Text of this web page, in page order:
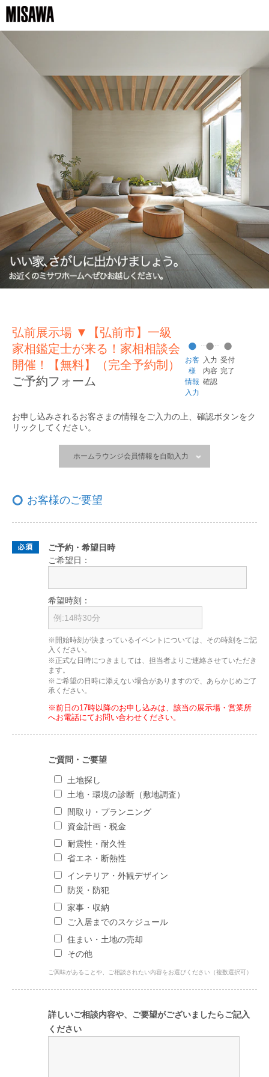
弘前展示場 ▼【弘前市】一級
家相鑑定士が来る！家相相談会
開催！【無料】（完全予約制）
ご予約フォーム
お客
様
情報
入力
入力
内容
確認
受付
完了
お申し込みされるお客さまの情報をご入力の上、 確認ボタンをク
リックしてください。
ホームラウンジ会員情報を自動入力
お客様のご要望
ご予約・希望日時
ご希望日：
希望時刻：
※開始時刻が決まっているイベントについては、その時刻をご記
入ください。
※正式な日時につきましては、担当者よりご連絡させていただき
ます。
※ご希望の日時に添えない場合がありますので、あらかじめご了
承ください。
※前日の17時以降のお申し込みは、該当の展示場・営業所
へお電話にてお問い合わせください。
ご質問・ご要望
土地探し
土地・環境の診断（敷地調査）
間取り・プランニング
資金計画・税金
耐震性・耐久性
省エネ・断熱性
インテリア・外観デザイン
防災・防犯
家事・収納
ご入居までのスケジュール
住まい・土地の売却
その他
ご興味があることや、ご相談されたい内容をお選びください（複数選択可）
詳しいご相談内容や、ご要望がございましたらご記入
ください